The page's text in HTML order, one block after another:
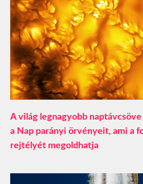
A világ legnagyobb
a Nap parányi örvényeit, ami a
rejtélyét megoldhatja